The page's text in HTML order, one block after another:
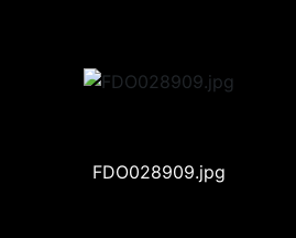
FDO028909.jpg